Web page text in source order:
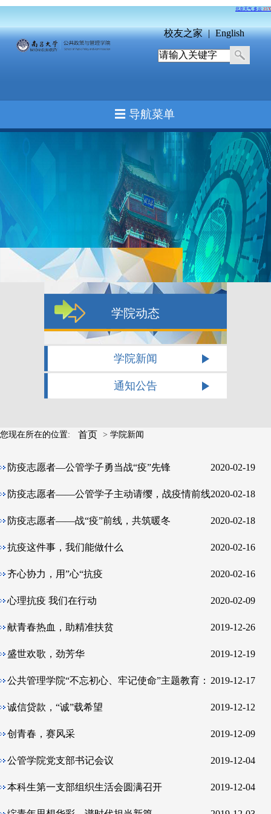
校友之家 | English
☰ 导航菜单
学院动态
学院新闻
通知公告
您现在所在的位置: 首页 > 学院新闻
防疫志愿者—公管学子勇当战“疫”先锋 2020-02-19
防疫志愿者——公管学子主动请缨，战疫情前线2020-02-18
防疫志愿者——战“疫”前线，共筑暖冬 2020-02-18
抗疫这件事，我们能做什么 2020-02-16
齐心协力，用”心“抗疫 2020-02-16
心理抗疫 我们在行动 2020-02-09
献青春热血，助精准扶贫 2019-12-26
盛世欢歌，劲芳华 2019-12-19
公共管理学院“不忘初心、牢记使命”主题教育： 2019-12-17
诚信贷款，“诚”载希望 2019-12-12
创青春，赛风采 2019-12-09
公管学院党支部书记会议 2019-12-04
本科生第一支部组织生活会圆满召开 2019-12-04